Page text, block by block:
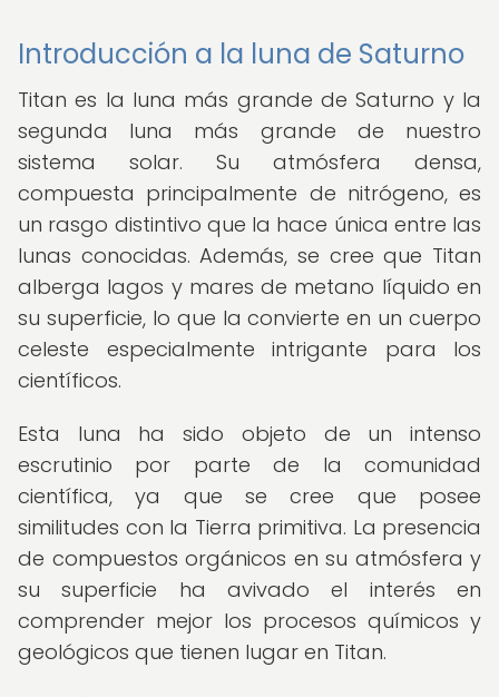
Introducción a la luna de Saturno
Titan es la luna más grande de Saturno y la
segunda luna más grande de nuestro
sistema solar. Su atmósfera densa,
compuesta principalmente de nitrógeno, es
un rasgo distintivo que la hace única entre las
lunas conocidas. Además, se cree que Titan
alberga lagos y mares de metano líquido en
su superficie, lo que la convierte en un cuerpo
celeste especialmente intrigante para los
científicos.
Esta luna ha sido objeto de un intenso
escrutinio por parte de la comunidad
científica, ya que se cree que posee
similitudes con la Tierra primitiva. La presencia
de compuestos orgánicos en su atmósfera y
su superficie ha avivado el interés en
comprender mejor los procesos químicos y
geológicos que tienen lugar en Titan.